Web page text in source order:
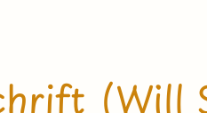
(Will